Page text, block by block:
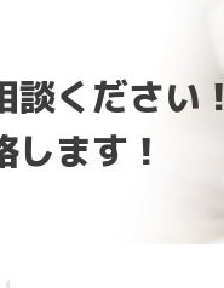
談ください！
します！